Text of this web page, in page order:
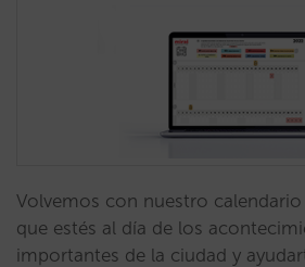
Volvemos con nuestro
que estés al día de los
importantes de la ciudad y